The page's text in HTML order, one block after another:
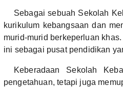
Sebagai sebuah Sekolah
kurikulum kebangsaan dan
murid-murid berkeperluan
ini sebagai pusat pendidikan
Keberadaan Sekolah
pengetahuan, tetapi juga